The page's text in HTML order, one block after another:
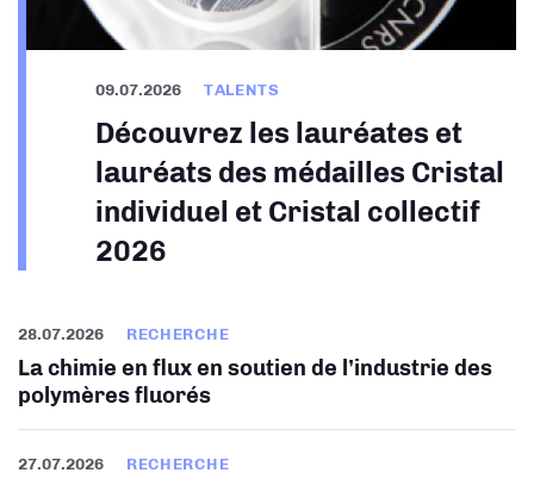
09.07.2026 TALENTS
Découvrez les lauréates et
lauréats des médailles Cristal
individuel et Cristal collectif
2026
28.07.2026 RECHERCHE
La chimie en flux en soutien de l’industrie des
polymères fluorés
27.07.2026 RECHERCHE